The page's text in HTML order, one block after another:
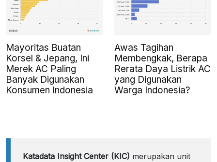
Mayoritas Buatan
Korsel & Jepang, Ini
Merek AC Paling
Banyak Digunakan
Konsumen Indonesia
Awas Tagihan
Membengkak, Berapa
Rerata Daya Listrik AC
yang Digunakan
Warga Indonesia?
Katadata Insight Center (KIC) merupakan unit